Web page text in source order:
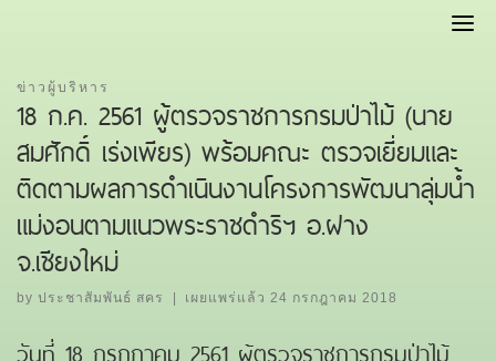
ข่าวผู้บริหาร
18 ก.ค. 2561 ผู้ตรวจราชการกรมป่าไม้ (นาย
สมศักดิ์ เร่งเพียร) พร้อมคณะ ตรวจเยี่ยมและ
ติดตามผลการดำเนินงานโครงการพัฒนาลุ่มน้ำ
แม่งอนตามแนวพระราชดำริฯ อ.ฝาง
จ.เชียงใหม่
by ประชาสัมพันธ์ สคร เผยแพร่แล้ว24 กรกฎาคม 2018
วันที่ 18 กรกฎาคม 2561 ผู้ตรวจราชการกรมป่าไม้